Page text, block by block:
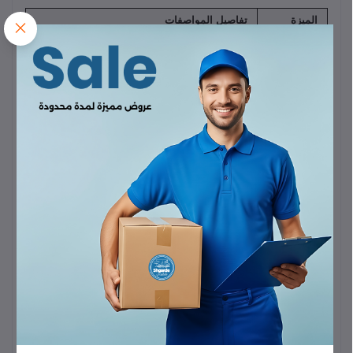
الميزة تفاصيل المواصفات
بروميت (Promate)
XWATCH-B2.Gold
ساعة ذكية / متتبع لياقة بدنية مع خاصية إجراء
المكالمات عبر البلوتوث
ذهبي
الشاشة شاشة TFT بقياس
الدقة $240 \times 296$ بكسل
البلوتوث بلوتوث
سعة
البطارية
(ليثيوم بوليمر)
عمر
البطارية
(الاستخدام)
$3-4$ أيام للاستخدام العادي (حتى
في وضع الاستعداد/الاستخدام الخفيف)
شحن مغناطيسي
مقاومة